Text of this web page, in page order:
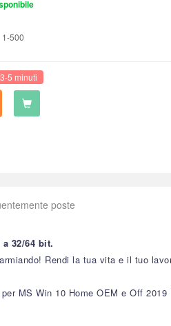
1-500
5 minuti
poste
32/64 bit.
Rendi la tua vita e il tuo
MS Win 10 Home OEM e Off 2019